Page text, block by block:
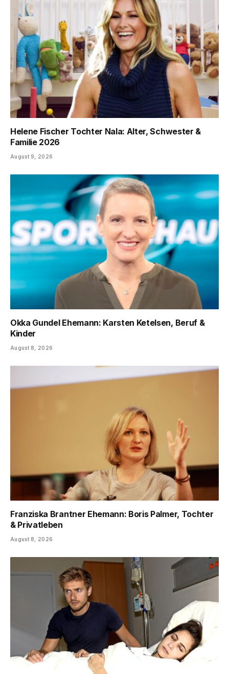
Helene Fischer Tochter Nala: Alter, Schwester &
Familie 2026
August 9, 2026
Okka Gundel Ehemann: Karsten Ketelsen, Beruf &
Kinder
August 8, 2026
Franziska Brantner Ehemann: Boris Palmer, Tochter
& Privatleben
August 8, 2026